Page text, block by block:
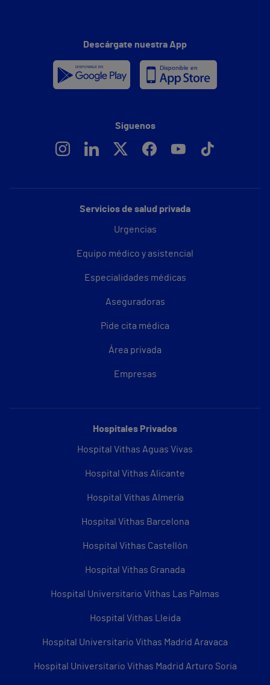
Servicios de salud privada
Urgencias
Equipo médico y asistencial
Especialidades médicas
Aseguradoras
Pide cita médica
Área privada
Empresas
Hospitales Privados
Hospital Vithas Aguas Vivas
Hospital Vithas Alicante
Hospital Vithas Almería
Hospital Vithas Barcelona
Hospital Vithas Castellón
Hospital Vithas Granada
Hospital Universitario Vithas Las Palmas
Hospital Vithas Lleida
Hospital Universitario Vithas Madrid Aravaca
Hospital Universitario Vithas Madrid Arturo Soria
Descárgate nuestra App
Síguenos